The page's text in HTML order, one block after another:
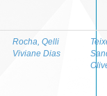
Rocha, Qelli
Viviane Dias